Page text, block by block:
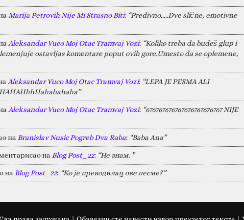
Marija Petrovih Nije Mi Strasno Biti: “Predivno.....Dve slične, emotivne
Aleksandar Vuco Moj Otac Tramvaj Vozi: “Koliko treba da budeš glup i
ostavljas komentare poput ovih gore.Umesto da se oplemene,
Aleksandar Vuco Moj Otac Tramvaj Vozi: “LEPA JE PESMA ALI
HAHAHhhHahahahaha”
Aleksandar Vuco Moj Otac Tramvaj Vozi: “676767676767676767676767 NIJE
на Branislav Nusic Pogreb Dva Raba: “Baba Ana”
на Blog Post_22: “Не знам. ”
на Blog Post_22: “Ко је преводилац ове песме?”